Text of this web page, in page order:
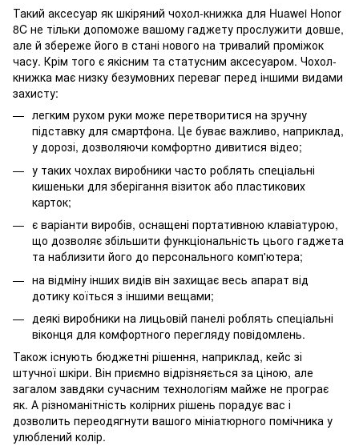
Такий аксесуар як шкіряний чохол-книжка для Huawei Honor
8C не тільки допоможе вашому гаджету прослужити довше,
але й збереже його в стані нового на тривалий проміжок
часу. Крім того є якісним та статусним аксесуаром. Чохол-
книжка має низку безумовних переваг перед іншими видами
захисту:
легким рухом руки може перетворитися на зручну
підставку для смартфона. Це буває важливо, наприклад,
у дорозі, дозволяючи комфортно дивитися відео;
у таких чохлах виробники часто роблять спеціальні
кишеньки для зберігання візиток або пластикових
карток;
є варіанти виробів, оснащені портативною клавіатурою,
що дозволяє збільшити функціональність цього гаджета
та наблизити його до персонального комп'ютера;
на відміну інших видів він захищає весь апарат від
дотику коїться з іншими вещами;
деякі виробники на лицьовій панелі роблять спеціальні
віконця для комфортного перегляду повідомлень.
Також існують бюджетні рішення, наприклад, кейс зі
штучної шкіри. Він приємно відрізняється за ціною, але
загалом завдяки сучасним технологіям майже не програє
як. А різноманітність колірних рішень порадує вас і
дозволить переодягнути вашого мініатюрного помічника у
улюблений колір.